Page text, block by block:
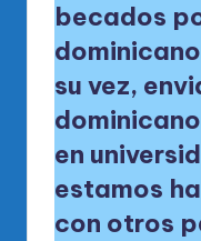
becados
su vez,
en
estamos
con otros